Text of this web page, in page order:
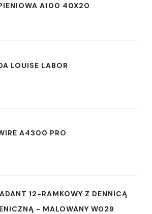
A100 40X20
LOUISE LABOR
A4300 PRO
12-RAMKOWY Z DENNICĄ
- MALOWANY W029